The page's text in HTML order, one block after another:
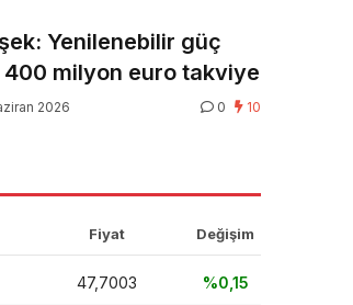
Yenilenebilir güç
400 milyon euro takviye
2026 0 10
Fiyat Değişim
47,7003 %0,15